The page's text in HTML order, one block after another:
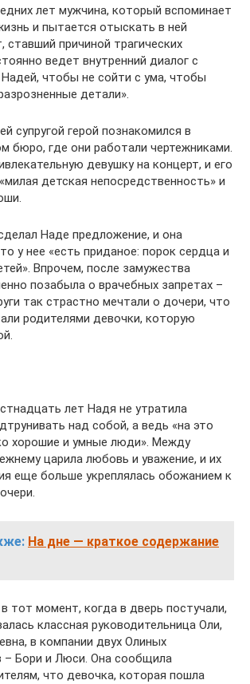
лет мужчина, который вспоминает
и пытается отыскать в ней
ставший причиной трагических
ведет внутренний диалог с
чтобы не сойти с ума, чтобы
детали».
супругой герой познакомился в
бюро, где они работали чертежниками.
девушку на концерт, и его
детская непосредственность» и
Наде предложение, и она
у нее «есть приданое: порок сердца и
Впрочем, после замужества
позабыла о врачебных запретах –
так страстно мечтали о дочери, что
родителями девочки, которую
лет Надя не утратила
над собой, а ведь «на это
хорошие и умные люди». Между
царила любовь и уважение, и их
еще больше укреплялась обожанием к
На дне — краткое содержание
тот момент, когда в дверь постучали,
классная руководительница Оли,
в компании двух Олиных
– Бори и Люси. Она сообщила
что девочка, которая пошла